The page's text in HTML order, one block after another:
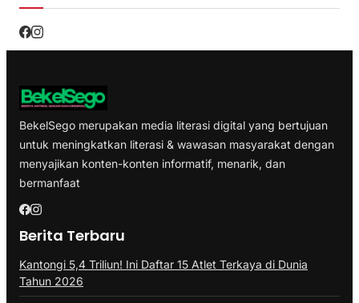
BekelSego merupakan media literasi digital yang bertujuan
untuk meningkatkan literasi & wawasan masyarakat dengan
menyajikan konten-konten informatif, menarik, dan
bermanfaat
Berita Terbaru
Kantongi 5,4 Triliun! Ini Daftar 15 Atlet Terkaya di Dunia
Tahun 2026